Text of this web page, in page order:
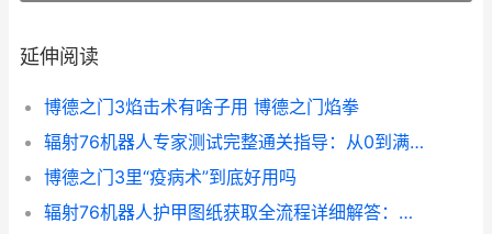
延伸阅读
博德之门3焰击术有啥子用 博德之门焰拳
辐射76机器人专家测试完整通关指导：从0到满分的实战经验同享 辐射76载货机器人太高
博德之门3里“疫病术”到底好用吗
辐射76机器人护甲图纸获取全流程详细解答：从小白到装甲成熟玩家的一条路 辐射76机器人护甲设计图